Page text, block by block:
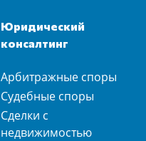
Юридический
консалтинг
Арбитражные споры
Судебные споры
Сделки с
недвижимостью